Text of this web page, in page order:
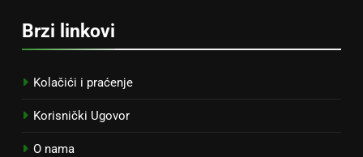
Brzi linkovi
Kolačići i praćenje
Korisnički Ugovor
O nama